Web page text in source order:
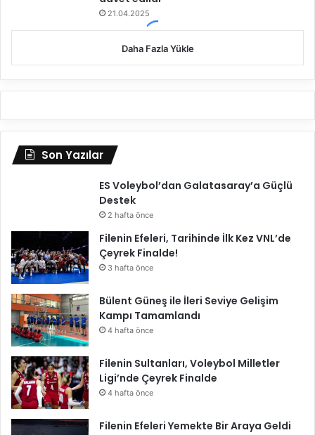
21.04.2025
Daha Fazla Yükle
Son Yazılar
ES Voleybol’dan Galatasaray’a Güçlü
Destek
2 hafta önce
Filenin Efeleri, Tarihinde İlk Kez VNL’de
Çeyrek Finalde!
3 hafta önce
Bülent Güneş ile İleri Seviye Gelişim
Kampı Tamamlandı
4 hafta önce
Filenin Sultanları, Voleybol Milletler
Ligi’nde Çeyrek Finalde
4 hafta önce
Filenin Efeleri Yemekte Bir Araya Geldi